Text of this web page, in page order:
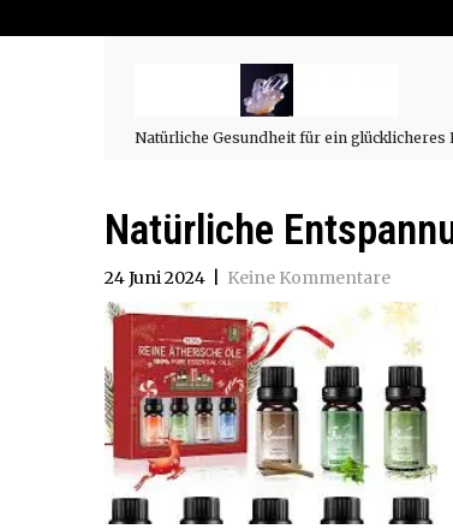
Natürliche Gesundheit für ein glücklicheres
Natürliche
24 Juni 2024 Keine Kommentare